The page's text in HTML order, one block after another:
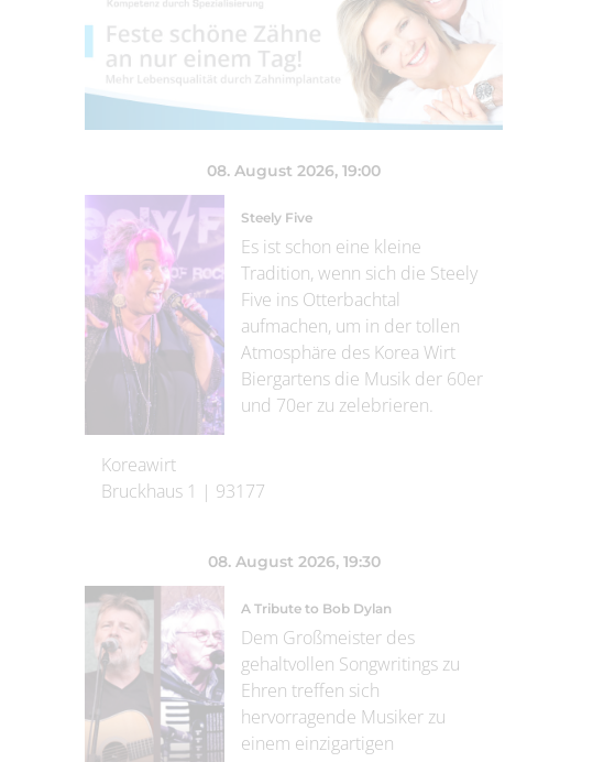
08. August 2026, 19:00
Steely Five
Es ist schon eine kleine
Tradition, wenn sich die Steely
Five ins Otterbachtal
aufmachen, um in der tollen
Atmosphäre des Korea Wirt
Biergartens die Musik der 60er
und 70er zu zelebrieren.
Koreawirt
Bruckhaus 1 | 93177
08. August 2026, 19:30
A Tribute to Bob Dylan
Dem Großmeister des
gehaltvollen Songwritings zu
Ehren treffen sich
hervorragende Musiker zu
einem einzigartigen